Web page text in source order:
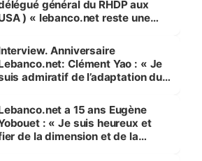
général du RHDP aux
) « lebanco.net reste une
aux Etats Unis »
Anniversaire
Clément Yao : « Je
admiratif de l’adaptation du
de
de l'information »
a 15 ans Eugène
: « Je suis heureux et
de la dimension et de la